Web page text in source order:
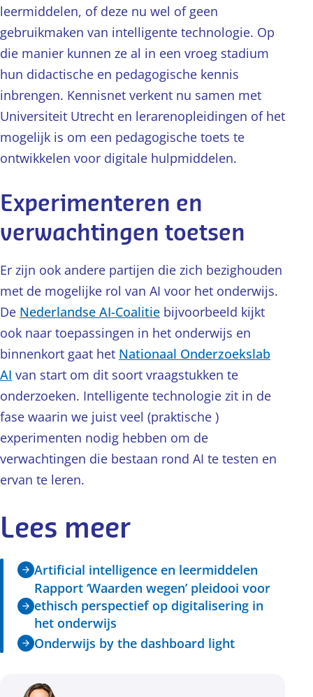
leermiddelen, of deze nu wel of geen
gebruikmaken van intelligente technologie. Op
die manier kunnen ze al in een vroeg stadium
hun didactische en pedagogische kennis
inbrengen. Kennisnet verkent nu samen met
Universiteit Utrecht en lerarenopleidingen of het
mogelijk is om een pedagogische toets te
ontwikkelen voor digitale hulpmiddelen.
Experimenteren en
verwachtingen toetsen
Er zijn ook andere partijen die zich bezighouden
met de mogelijke rol van AI voor het onderwijs.
De Nederlandse AI-Coalitie bijvoorbeeld kijkt
ook naar toepassingen in het onderwijs en
binnenkort gaat het Nationaal Onderzoekslab
AI van start om dit soort vraagstukken te
onderzoeken. Intelligente technologie zit in de
fase waarin we juist veel (praktische )
experimenten nodig hebben om de
verwachtingen die bestaan rond AI te testen en
ervan te leren.
Lees meer
Artificial intelligence en leermiddelen
Rapport ‘Waarden wegen’ pleidooi voor
ethisch perspectief op digitalisering in
het onderwijs
Onderwijs by the dashboard light